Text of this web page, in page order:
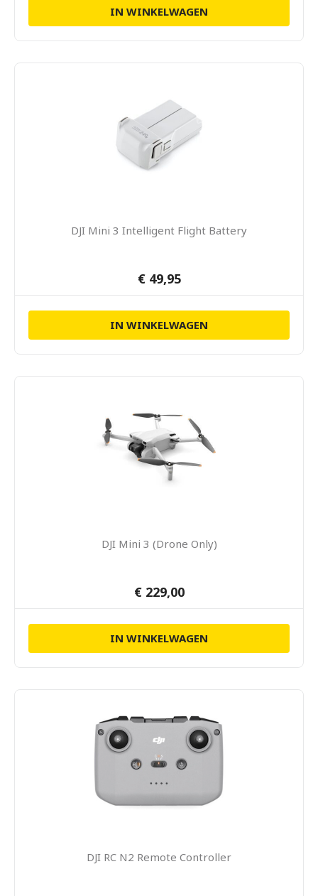
IN WINKELWAGEN
DJI Mini 3 Intelligent Flight Battery
€ 49,95
IN WINKELWAGEN
DJI Mini 3 (Drone Only)
€ 229,00
IN WINKELWAGEN
DJI RC N2 Remote Controller